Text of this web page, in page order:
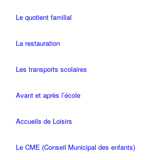
Le quotient familial
La restauration
Les transports scolaires
Avant et après l’école
Accueils de Loisirs
Le CME (Conseil Municipal des enfants)